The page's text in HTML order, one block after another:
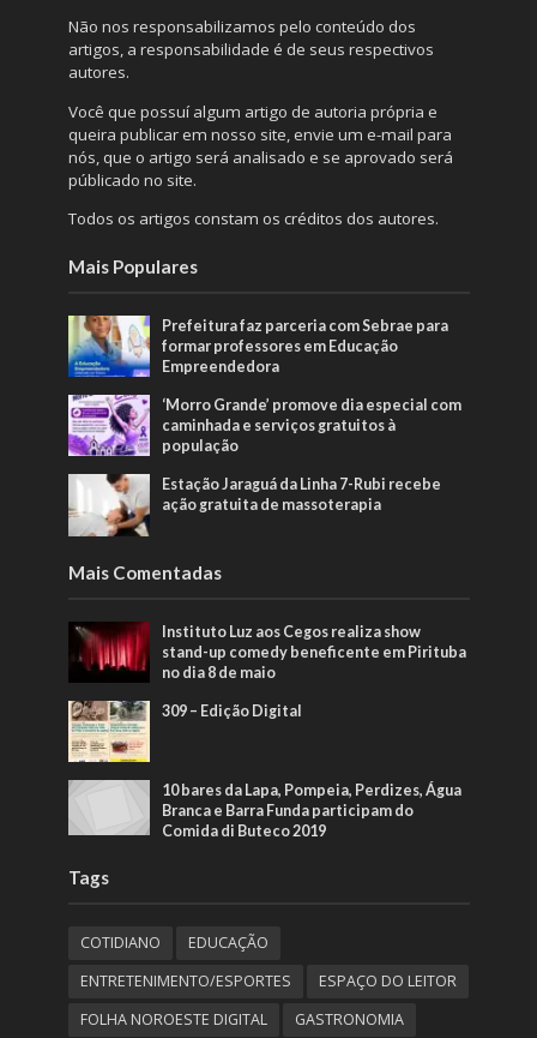
Não nos responsabilizamos pelo conteúdo dos
artigos, a responsabilidade é de seus respectivos
autores.
Você que possuí algum artigo de autoria própria e
queira publicar em nosso site, envie um e-mail para
nós, que o artigo será analisado e se aprovado será
públicado no site.
Todos os artigos constam os créditos dos autores.
Mais Populares
Prefeitura faz parceria com Sebrae para
formar professores em Educação
Empreendedora
‘Morro Grande’ promove dia especial com
caminhada e serviços gratuitos à
população
Estação Jaraguá da Linha 7-Rubi recebe
ação gratuita de massoterapia
Mais Comentadas
Instituto Luz aos Cegos realiza show
stand-up comedy beneficente em Pirituba
no dia 8 de maio
309 – Edição Digital
10 bares da Lapa, Pompeia, Perdizes, Água
Branca e Barra Funda participam do
Comida di Buteco 2019
Tags
COTIDIANO
EDUCAÇÃO
ENTRETENIMENTO/ESPORTES
ESPAÇO DO LEITOR
FOLHA NOROESTE DIGITAL
GASTRONOMIA